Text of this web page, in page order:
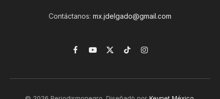
Contáctanos: mx.jdelgado@gmail.com
Facebook
YouTube
X
TikTokInstagram